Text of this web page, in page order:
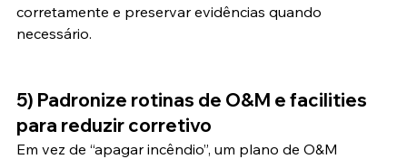
corretamente e preservar evidências quando
necessário.
5) Padronize rotinas de O&M e facilities
para reduzir corretivo
Em vez de “apagar incêndio”, um plano de O&M